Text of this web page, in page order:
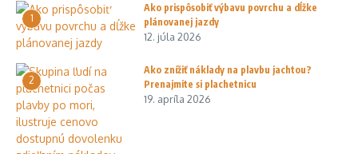
1
Ako prispôsobiť výbavu povrchu a dĺžke
plánovanej jazdy
12. júla 2026
2
Ako znížiť náklady na plavbu jachtou?
Prenajmite si plachetnicu
19. apríla 2026